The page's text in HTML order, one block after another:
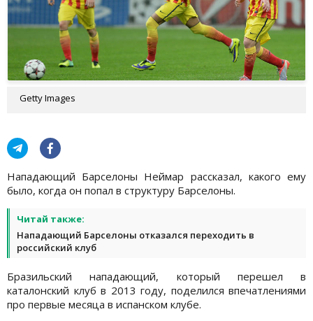
Getty Images
Нападающий Барселоны Неймар рассказал, какого ему
было, когда он попал в структуру Барселоны.
Читай также:
Нападающий Барселоны отказался переходить в
российский клуб
Бразильский нападающий, который перешел в
каталонский клуб в 2013 году, поделился впечатлениями
про первые месяца в испанском клубе.